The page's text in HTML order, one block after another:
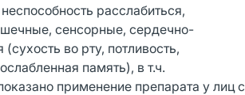
расслабиться,
сенсорные, сердечно-
во рту, потливость,
память), в т.ч.
применение препарата у лиц с